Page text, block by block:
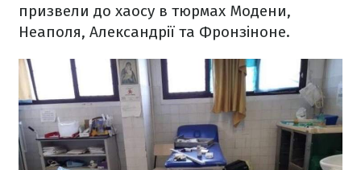
призвели до хаосу в тюрмах Модени,
Неаполя, Александрії та Фронзіноне.